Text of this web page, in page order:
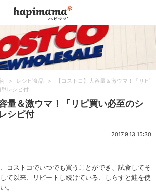
> レシピ食品 >
【コストコ】大容量＆激ウマ！「リピ
レシピ付
量＆激ウマ！「リピ買い必至のシ
シピ付
2017.9.13 15:30
コストコでいつでも買うことができ、試食してそ
て以来、リピートし続けている、しらすと鮭を使
。